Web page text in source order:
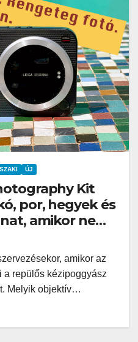
ÚJ
Kit
por, hegyek és
amikor nem
amikor az
a repülős kézipoggyász
Melyik objektív…